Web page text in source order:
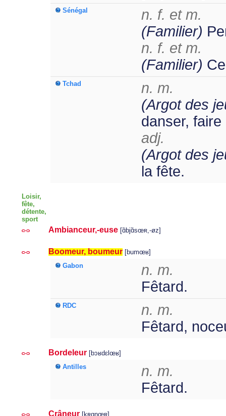
Sénégal
n. f. et m.
(Familier)
n. f. et m.
(Familier)
Tchad
n. m.
(Argot des
danser, faire
adj.
(Argot des
la fête.
Loisir,
fête,
détente,
sport
Ambianceur,-euse [ɑ̃bjɑ̃sœʀ,-øz]
Boomeur, boumeur [bumœʁ]
Gabon
n. m.
Fêtard.
RDC
n. m.
Fêtard,
Bordeleur [bɔʁdɛlœʁ]
Antilles
n. m.
Fêtard.
Crâneur [kʀɑnœʀ]